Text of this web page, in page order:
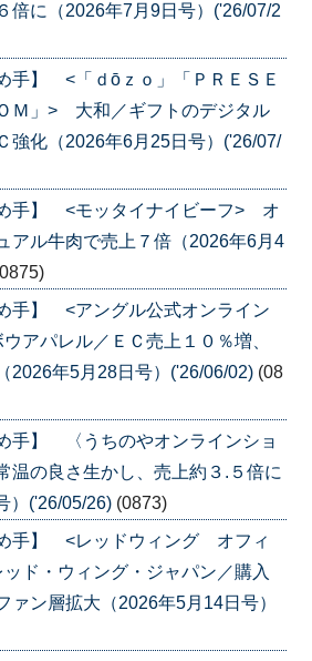
倍に（2026年7月9日号）('26/07/2
手】 <「ｄōｚｏ」「ＰＲＥＳＥ
Ｍ」> 大和／ギフトのデジタル
強化（2026年6月25日号）('26/07/
め手】 <モッタイナイビーフ> オ
アル牛肉で売上７倍（2026年6月4
手】 <アングル公式オンライン
アパレル／ＥＣ売上１０％増、
2026年5月28日号）('26/06/02) (08
手】 〈うちのやオンラインショ
温の良さ生かし、売上約３.５倍に
）('26/05/26) (0873)
め手】 <レッドウィング オフィ
ド・ウィング・ジャパン／購入
ァン層拡大（2026年5月14日号）